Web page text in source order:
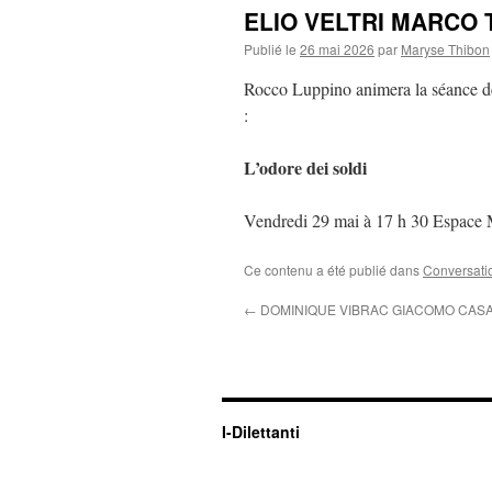
ELIO VELTRI MARCO
Publié le 26 mai 2026 par Maryse Thibon
Rocco Luppino animera la séance
:
L’odore dei soldi
Vendredi 29 mai à 17 h 30
Ce contenu a été publié dans
← DOMINIQUE VIBRAC GIACOMO
I-Dilettanti